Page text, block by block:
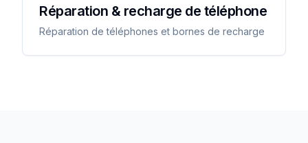
Réparation & recharge de téléphone
Réparation de téléphones et bornes de recharge